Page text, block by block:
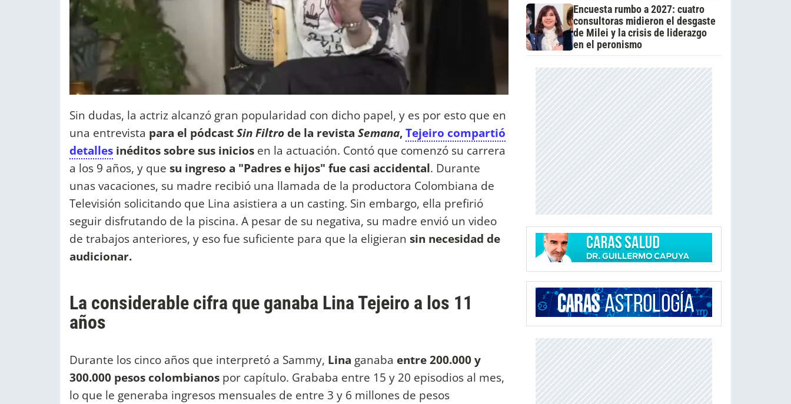
Sin dudas, la actriz alcanzó gran popularidad con dicho papel, y es por esto que en
una entrevista para el pódcastSin Filtrode la revista Semana,Tejeiro compartió
detalles inéditos sobre sus inicios en la actuación. Contó que comenzó su carrera
a los 9 años, y que su ingreso a "Padres e hijos" fue casi accidental. Durante
unas vacaciones, su madre recibió una llamada de la productora Colombiana de
Televisión solicitando que Lina asistiera a un casting. Sin embargo, ella prefirió
seguir disfrutando de la piscina. A pesar de su negativa, su madre envió un video
de trabajos anteriores, y eso fue suficiente para que la eligieran sin necesidad de
audicionar.
La considerable cifra que ganaba Lina Tejeiro a los 11
años
Durante los cinco años que interpretó a Sammy, Lina ganaba entre 200.000 y
300.000 pesos colombianos por capítulo. Grababa entre 15 y 20 episodios al mes,
lo que le generaba ingresos mensuales de entre 3 y 6 millones de pesos
Encuesta rumbo a 2027: cuatro
consultoras midieron el desgaste
de Milei y la crisis de liderazgo
en el peronismo